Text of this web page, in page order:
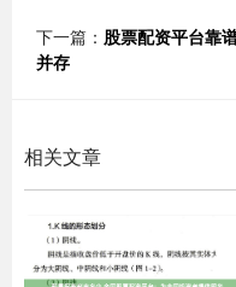
下一篇： 股票配资平台靠
并存
相关文章